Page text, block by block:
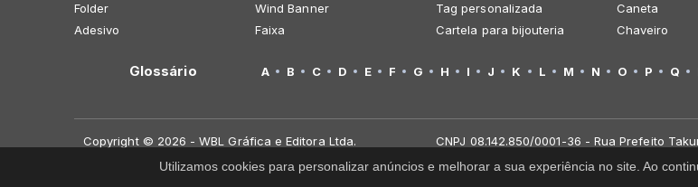
Folder
Adesivo
Wind Banner
Faixa
Tag personalizada
Cartela para bijouteria
Caneta
Chaveiro
Glossário A B C D E F G H I J K L M N O P Q
Copyright © 2026 - WBL Gráfica e Editora Ltda.
CNPJ 08.142.850/0001-36 - Rua Prefeito
Utilizamos cookies para personalizar anúncios e melhorar a sua experiência no site. Ao